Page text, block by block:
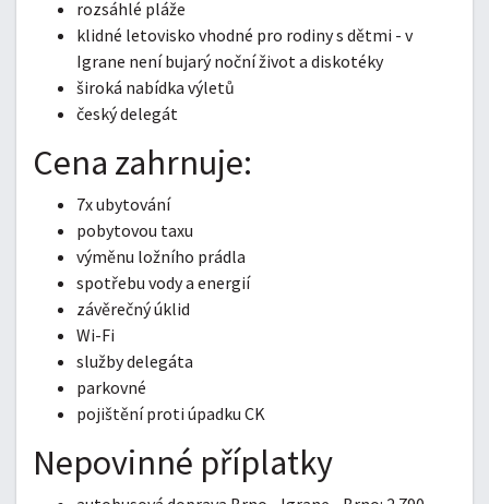
rozsáhlé pláže
klidné letovisko vhodné pro rodiny s dětmi - v
Igrane není bujarý noční život a diskotéky
široká nabídka výletů
český delegát
Cena zahrnuje:
7x ubytování
pobytovou taxu
výměnu ložního prádla
spotřebu vody a energií
závěrečný úklid
Wi-Fi
služby delegáta
parkovné
pojištění proti úpadku CK
Nepovinné příplatky